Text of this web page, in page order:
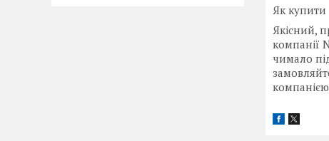
Як купити
Якісний,
компанії
чимало